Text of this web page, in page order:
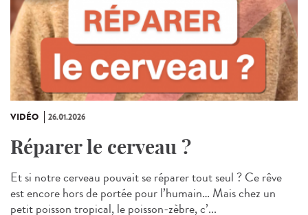
VIDÉO 26.01.2026
Réparer le cerveau ?
Et si notre cerveau pouvait se réparer tout seul ? Ce rêve
est encore hors de portée pour l’humain… Mais chez un
petit poisson tropical, le poisson‑zèbre, c’...